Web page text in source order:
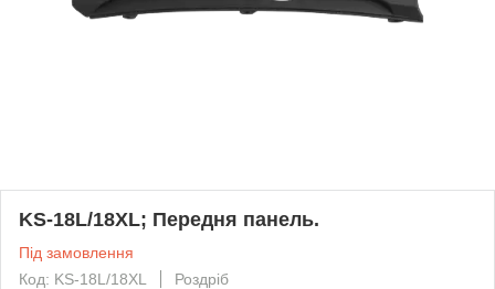
KS-18L/18XL; Передня панель.
Під замовлення
Код: KS-18L/18XL
Роздріб